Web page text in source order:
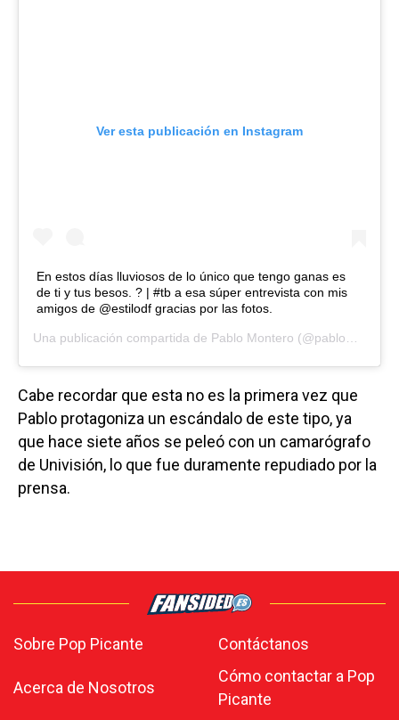
Ver esta publicación en Instagram
En estos días lluviosos de lo único que tengo ganas es
de ti y tus besos. ? | #tb a esa súper entrevista con mis
amigos de @estilodf gracias por las fotos.
Una publicación compartida de Pablo Montero (@pablomoficial) el
Cabe recordar que esta no es la primera vez que
Pablo protagoniza un escándalo de este tipo, ya
que hace siete años se peleó con un camarógrafo
de Univisión, lo que fue duramente repudiado por la
prensa.
Sobre Pop Picante Contáctanos
Acerca de Nosotros
Cómo contactar a Pop
Picante